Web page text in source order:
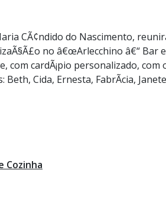
CÃ¢ndido do Nascimento,
no â€œArlecchino â€“ Bar e
com cardÃ¡pio personalizado, com
Cida, Ernesta, FabrÃ­cia,
Cozinha